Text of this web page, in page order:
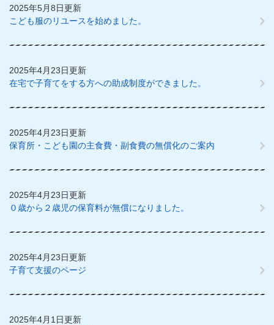
2025年5月8日更新
こども服のリユースを始めました。
2025年4月23日更新
在宅で子育てをする方への助成制度ができました。
2025年4月23日更新
保育所・こども園の主食費・副食費の無償化のご案内
2025年4月23日更新
０歳から２歳児の保育料が無償になりました。
2025年4月23日更新
子育て支援のページ
2025年4月1日更新